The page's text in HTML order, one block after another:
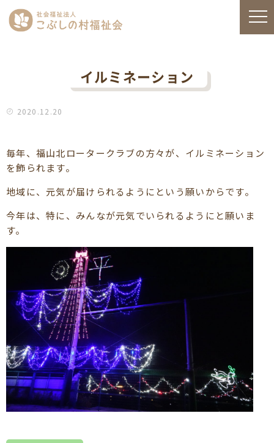
イルミネーション
2020.12.20
毎年、福山北ロータークラブの方々が、イルミネーション
を飾られます。
地域に、元気が届けられるようにという願いからです。
今年は、特に、みんなが元気でいられるようにと願いま
す。